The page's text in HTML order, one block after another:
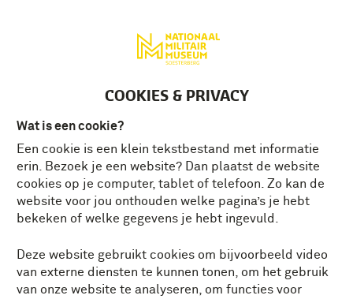
COOKIES & PRIVACY
Wat is een cookie?
Een cookie is een klein tekstbestand met informatie
erin. Bezoek je een website? Dan plaatst de website
cookies op je computer, tablet of telefoon. Zo kan de
website voor jou onthouden welke pagina’s je hebt
bekeken of welke gegevens je hebt ingevuld.
Deze website gebruikt cookies om bijvoorbeeld video
van externe diensten te kunnen tonen, om het gebruik
van onze website te analyseren, om functies voor